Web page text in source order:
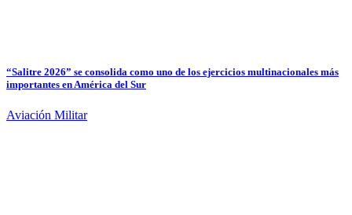
“Salitre 2026” se consolida como uno de los ejercicios multinacionales más
importantes en América del Sur
Aviación Militar